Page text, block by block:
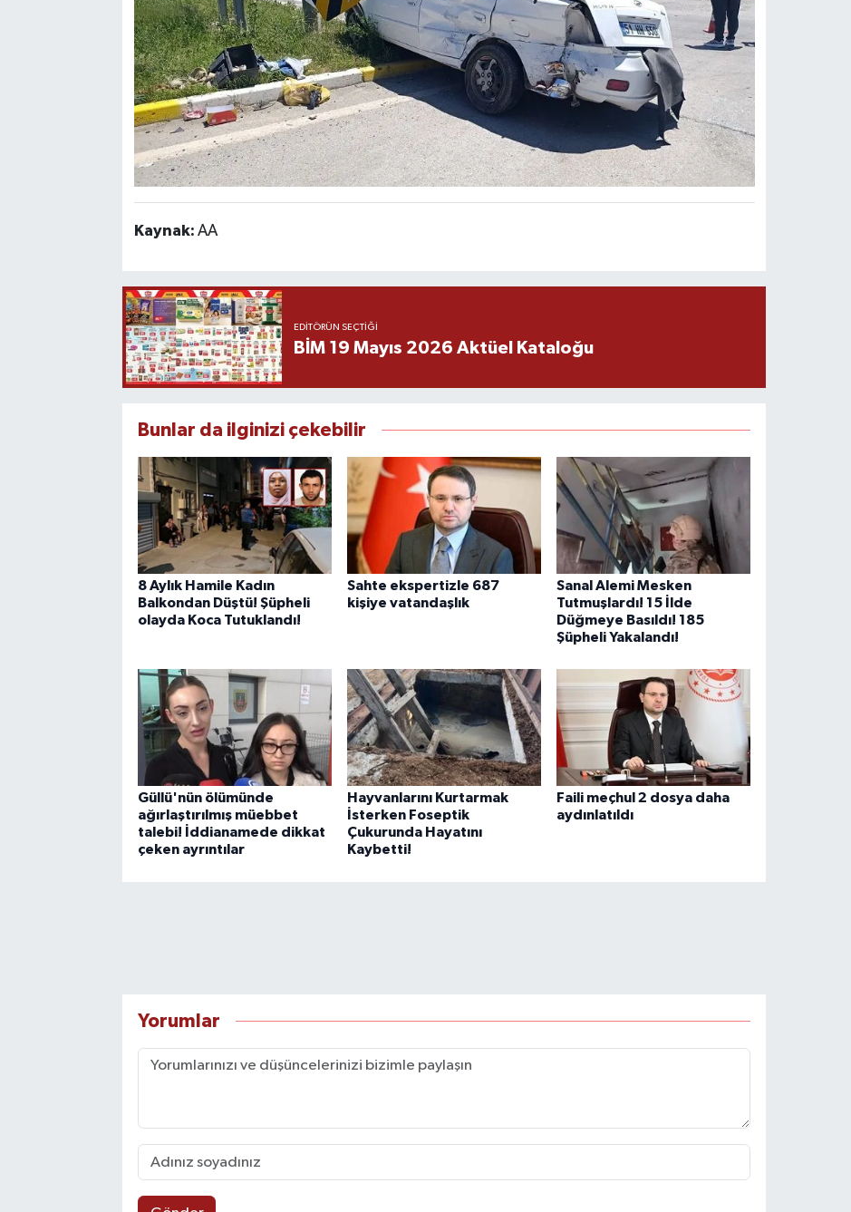
Kaynak: AA
EDITÖRÜN SEÇTIĞI
BİM 19 Mayıs 2026 Aktüel Kataloğu
Bunlar da ilginizi çekebilir
8 Aylık Hamile Kadın
Balkondan Düştü! Şüpheli
olayda Koca Tutuklandı!
Sahte ekspertizle 687
kişiye vatandaşlık
Sanal Alemi Mesken
Tutmuşlardı! 15 İlde
Düğmeye Basıldı! 185
Şüpheli Yakalandı!
Güllü'nün ölümünde
ağırlaştırılmış müebbet
talebi! İddianamede dikkat
çeken ayrıntılar
Hayvanlarını Kurtarmak
İsterken Foseptik
Çukurunda Hayatını
Kaybetti!
Faili meçhul 2 dosya daha
aydınlatıldı
Yorumlar